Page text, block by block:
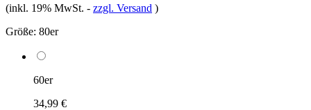
(inkl. 19% MwSt. - zzgl. Versand )
Größe: 80er
60er
34,99 €